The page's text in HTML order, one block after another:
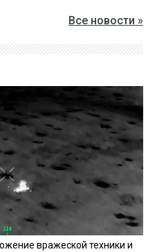
Все новости »
вражеской техники и